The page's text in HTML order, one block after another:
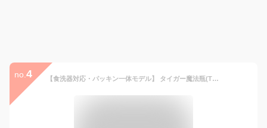
no. 4 【食洗器対応・パッキン一体モデル】 タイガー魔法瓶(TIGER) 水筒 200ml 白湯OK スクリューステンレスボトル ふたとパッキン 送料無料